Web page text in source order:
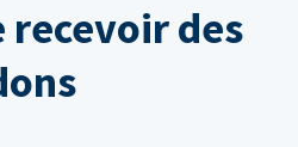
recevoir des